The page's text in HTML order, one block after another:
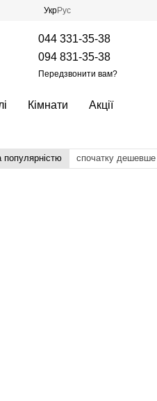
УкрРус
044 331-35-38
094 831-35-38
Передзвонити вам?
Кімнати Акції
популярністю спочатку дешевше